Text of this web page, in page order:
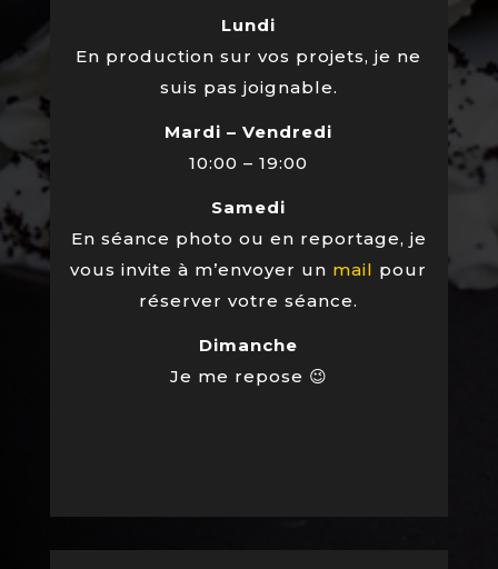
Lundi
En production sur vos projets, je ne
suis pas joignable.
Mardi – Vendredi
10:00 – 19:00
Samedi
En séance photo ou en reportage, je
vous invite à m’envoyer un mail pour
réserver votre séance.
Dimanche
Je me repose 😉